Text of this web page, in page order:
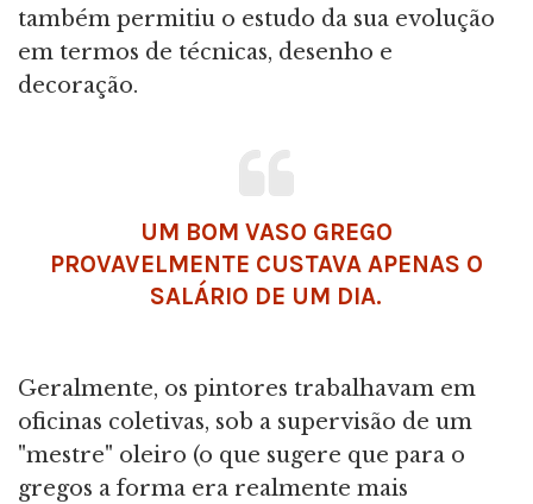
também permitiu o estudo da sua evolução
em termos de técnicas, desenho e
decoração.
UM BOM VASO GREGO
PROVAVELMENTE CUSTAVA APENAS O
SALÁRIO DE UM DIA.
Geralmente, os pintores trabalhavam em
oficinas coletivas, sob a supervisão de um
"mestre" oleiro (o que sugere que para o
gregos a forma era realmente mais